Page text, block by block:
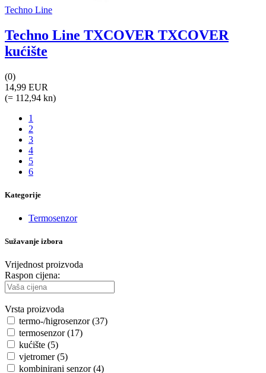
Techno Line
Techno Line TXCOVER TXCOVER
kućište
(0)
14,99 EUR
(= 112,94 kn)
1
2
3
4
5
6
Kategorije
Termosenzor
Sužavanje izbora
Vrijednost proizvoda
Raspon cijena:
Vrsta proizvoda
termo-/higrosenzor (37)
termosenzor (17)
kućište (5)
vjetromer (5)
kombinirani senzor (4)